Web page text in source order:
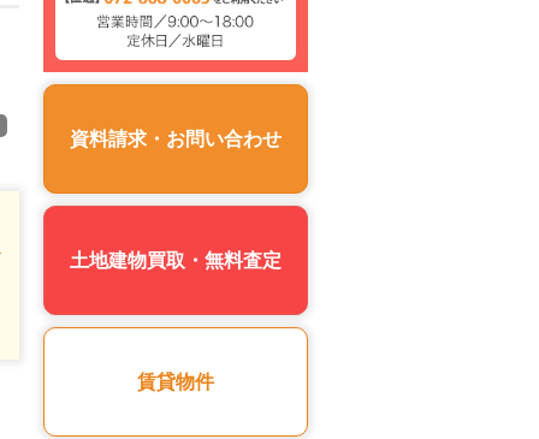
資料請求・お問い合わせ
土地建物買取・無料査定
賃貸物件